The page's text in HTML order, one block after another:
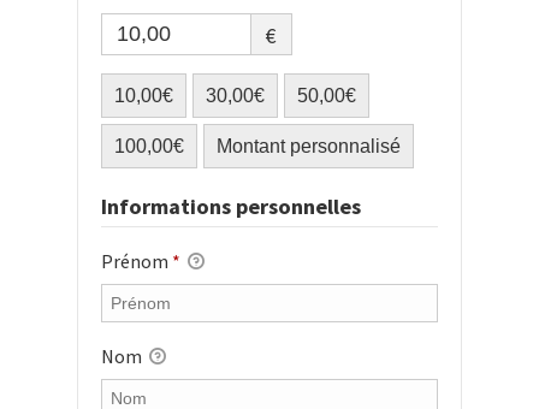
€
10,00€ 30,00€ 50,00€
100,00€ Montant personnalisé
Informations personnelles
Prénom *
Nom